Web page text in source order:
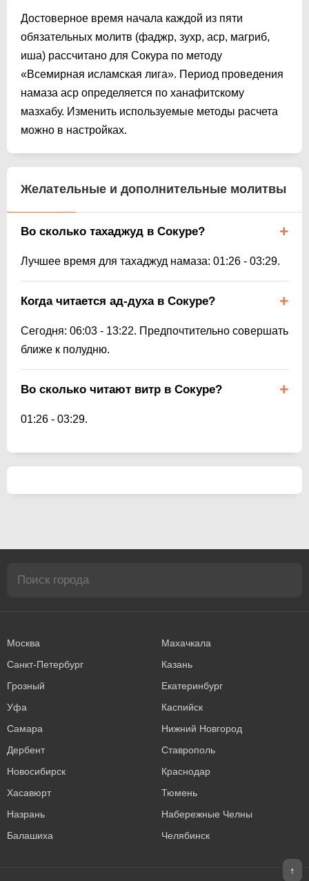
Достоверное время начала каждой из пяти
обязательных молитв (фаджр, зухр, аср, магриб,
иша) рассчитано для Сокура по методу
«Всемирная исламская лига». Период проведения
намаза аср определяется по ханафитскому
мазхабу. Изменить используемые методы расчета
можно в настройках.
Желательные и дополнительные молитвы
Во сколько тахаджуд в Сокуре?
Лучшее время для тахаджуд намаза: 01:26 - 03:29.
Когда читается ад-духа в Сокуре?
Сегодня: 06:03 - 13:22. Предпочтительно совершать
ближе к полудню.
Во сколько читают витр в Сокуре?
01:26 - 03:29.
Москва
Махачкала
Санкт-Петербург
Казань
Грозный
Екатеринбург
Уфа
Каспийск
Самара
Нижний Новгород
Дербент
Ставрополь
Новосибирск
Краснодар
Хасавюрт
Тюмень
Назрань
Набережные Челны
Балашиха
Челябинск
↑